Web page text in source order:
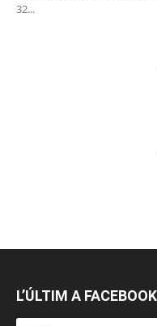
32...
L’ÚLTIM A FACEBOOK